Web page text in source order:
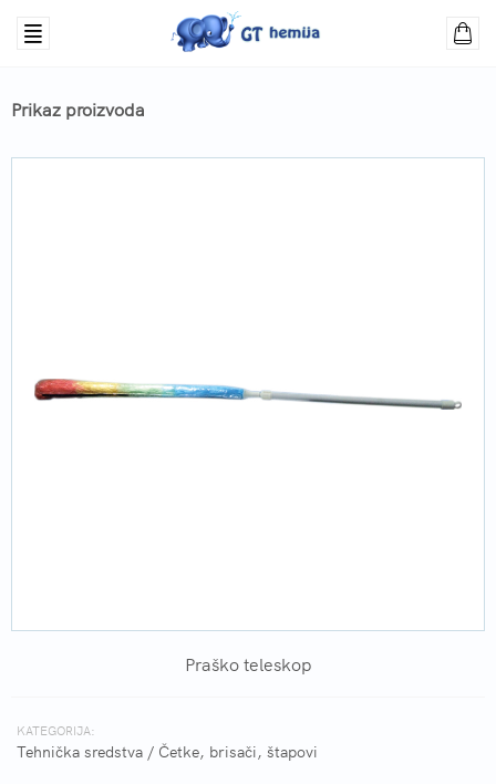
Prikaz proizvoda
Praško teleskop
KATEGORIJA:
Tehnička sredstva / Četke, brisači, štapovi